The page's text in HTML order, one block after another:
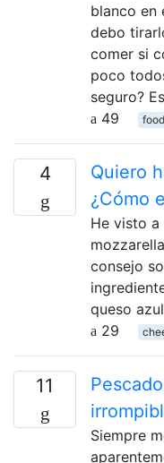
blanco en
debo
comer si
poco
seguro?
49
4
Quiero
¿Cómo
He visto a
consejo
queso
29
11
Siempre